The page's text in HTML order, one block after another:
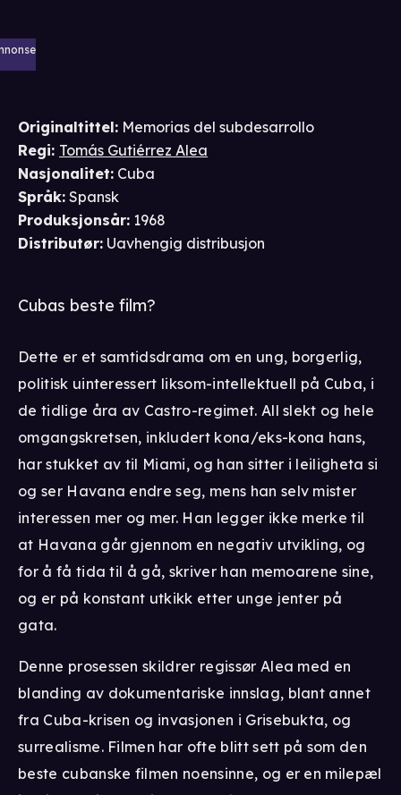
Originaltittel: Memorias del subdesarrollo
Regi: Tomás Gutiérrez Alea
Nasjonalitet: Cuba
Språk: Spansk
Produksjonsår: 1968
Distributør: Uavhengig distribusjon
Cubas beste film?
Dette er et samtidsdrama om en ung, borgerlig,
politisk uinteressert liksom-intellektuell på Cuba, i
de tidlige åra av Castro-regimet. All slekt og hele
omgangskretsen, inkludert kona/eks-kona hans,
har stukket av til Miami, og han sitter i leiligheta si
og ser Havana endre seg, mens han selv mister
interessen mer og mer. Han legger ikke merke til
at Havana går gjennom en negativ utvikling, og
for å få tida til å gå, skriver han memoarene sine,
og er på konstant utkikk etter unge jenter på
gata.
Denne prosessen skildrer regissør Alea med en
blanding av dokumentariske innslag, blant annet
fra Cuba-krisen og invasjonen i Grisebukta, og
surrealisme. Filmen har ofte blitt sett på som den
beste cubanske filmen noensinne, og er en milepæl